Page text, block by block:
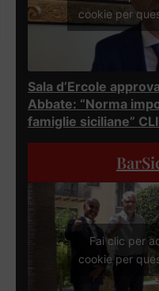
cookie per
Sala d’Ercole
Abbate: “Norma
famiglie siciliane”
Fai clic per
cookie per